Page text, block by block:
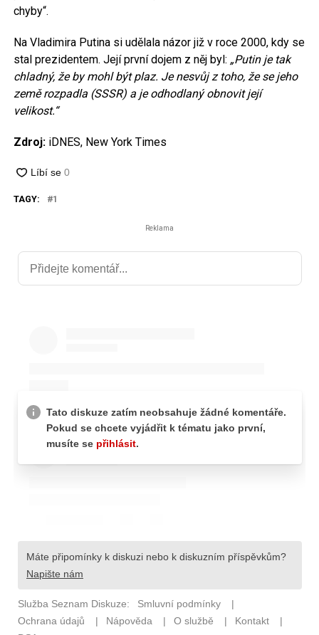
chyby“.
Na Vladimira Putina si udělala názor již v roce 2000, kdy se
stal prezidentem. Její první dojem z něj byl: „Putin je tak
chladný, že by mohl být plaz. Je nesvůj z toho, že se jeho
země rozpadla (SSSR) a je odhodlaný obnovit její
velikost.“
Zdroj: iDNES, New York Times
TAGY: 1
Reklama